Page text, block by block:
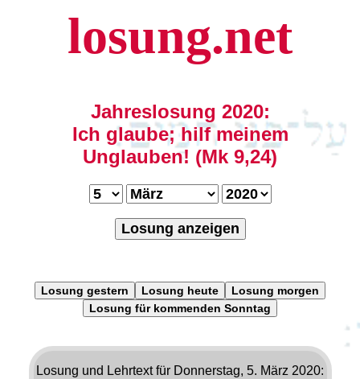
losung.net
Jahreslosung 2020:
Ich glaube; hilf meinem
Unglauben! (Mk 9,24)
Losung anzeigen
Losung gestern Losung heute
Losung morgen
Losung für kommenden Sonntag
Losung und Lehrtext für Donnerstag, 5. März 2020: